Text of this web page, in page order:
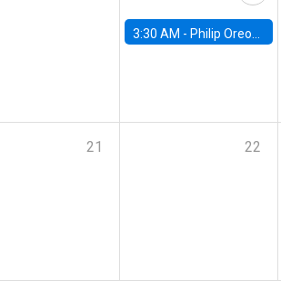
3:30 AM - Philip Oreopolous, University of Toronto
21 22